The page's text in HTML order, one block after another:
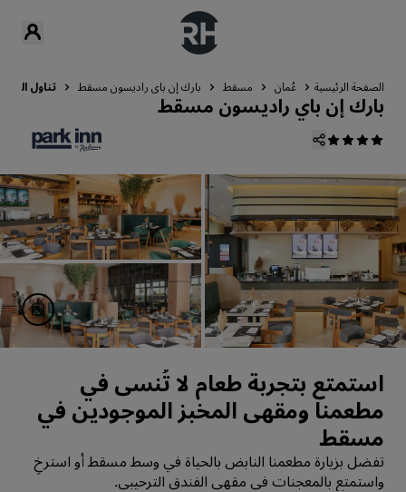
الصفحة الرئيسية عُمان مسقط بارك إن باي راديسون مسقط تناول
بارك إن باي راديسون مسقط
استمتع بتجربة طعام لا تُنسى في
مطعمنا ومقهى المخبز الموجودين في
مسقط
تفضل بزيارة مطعمنا النابض بالحياة في وسط مسقط أو استرخِ
واستمتع بالمعجنات في مقهى الفندق الترحيبي.